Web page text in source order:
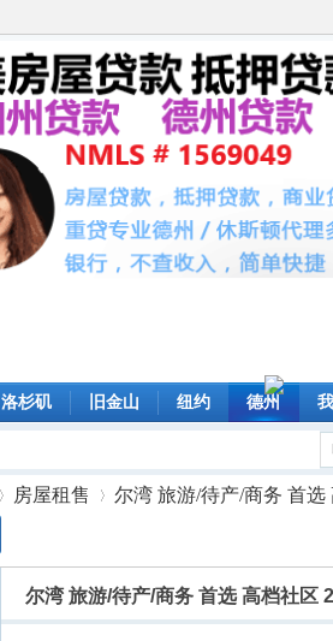
洛杉矶 旧金山 纽约 德州
房屋租售
›
尔湾 旅游/待产/商务 首选
尔湾 旅游/待产/商务 首选 高档社区